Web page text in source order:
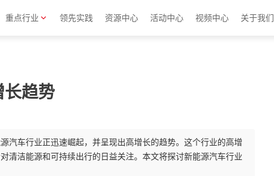
重点行业 领先实践 资源中心 活动中心 视频中心 关于我们
长趋势
汽车行业正迅速崛起，并呈现出高增长的趋势。这个行业的高增
清洁能源和可持续出行的日益关注。本文将探讨新能源汽车行业